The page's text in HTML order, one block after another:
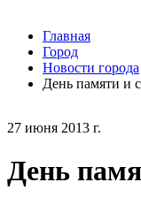
27 июня 2013 г.
День
Главная
Город
Новости города
День памяти и